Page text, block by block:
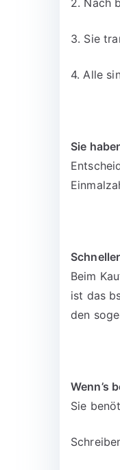
2. Nach
3. Sie
4. Alle
Sie
Beim
ist das
den
Wenn’s
Sie